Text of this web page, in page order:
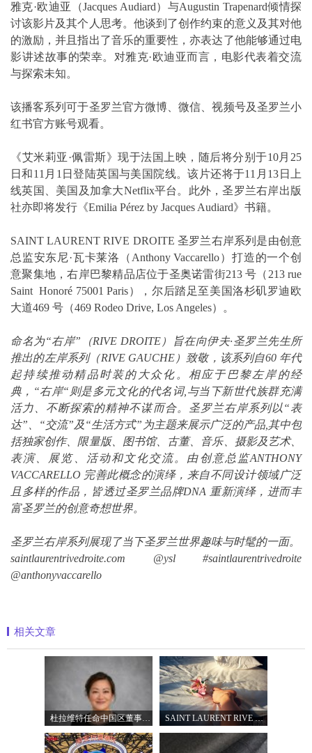
雅克·欧迪亚（Jacques Audiard）与Augustin Trapenard倾情探
讨该影片及其个人思考。他谈到了创作约束的意义及其对他
的激励，并且指出了音乐的重要性，亦表达了他能够通过电
影讲述故事的荣幸。对雅克·欧迪亚而言，电影代表着交流
与探索未知。
该播客系列可于圣罗兰官方微博、微信、视频号及圣罗兰小
红书官方账号观看。
《艾米莉亚·佩雷斯》现于法国上映，随后将分别于10月25
日和11月1日登陆英国与美国院线。该片还将于11月13日上
线英国、美国及加拿大Netflix平台。此外，圣罗兰右岸出版
社亦即将发行《Emilia Pérez by Jacques Audiard》书籍。
SAINT LAURENT RIVE DROITE 圣罗兰右岸系列是由创意
总监安东尼·瓦卡莱洛（Anthony Vaccarello）打造的一个创
意聚集地，右岸巴黎精品店位于圣奥诺雷街213 号（213 rue
Saint Honoré 75001 Paris），尔后踏足至美国洛杉矶罗迪欧
大道469 号（469 Rodeo Drive, Los Angeles）。
命名为“右岸”（RIVE DROITE）旨在向伊夫·圣罗兰先生所
推出的左岸系列（RIVE GAUCHE）致敬，该系列自60 年代
起持续推动精品时装的大众化。相应于巴黎左岸的经
典，“右岸“则是多元文化的代名词,与当下新世代族群充满
活力、不断探索的精神不谋而合。圣罗兰右岸系列以“表
达”、“交流”及“生活方式”为主题来展示广泛的产品,其中包
括独家创作、限量版、图书馆、古董、音乐、摄影及艺术、
表演、展览、活动和文化交流。由创意总监ANTHONY
VACCARELLO 完善此概念的演绎，来自不同设计领域广泛
且多样的作品，皆透过圣罗兰品牌DNA 重新演绎，进而丰
富圣罗兰的创意奇想世界。
圣罗兰右岸系列展现了当下圣罗兰世界趣味与时髦的一面。
saintlaurentrivedroite.com @ysl #saintlaurentrivedroite
@anthonyvaccarello
相关文章
杜拉维特任命中国区董事总经理杨琛女士 SAINT LAURENT RIVE DROITE圣罗兰北京右岸精品店